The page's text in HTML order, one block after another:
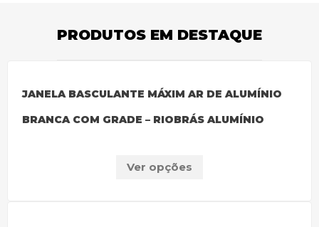
PRODUTOS EM DESTAQUE
JANELA BASCULANTE MÁXIM AR DE ALUMÍNIO
BRANCA COM GRADE – RIOBRÁS ALUMÍNIO
Ver opções